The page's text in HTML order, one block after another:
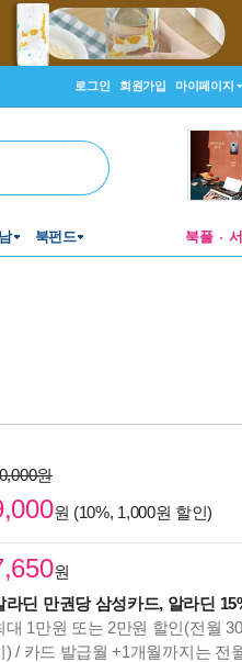
로그인 회원가입 마이페이지
북펀드 북플
원
원 (10%, 1,000원 할인)
원
라딘 만권당 삼성카드, 알라딘
대 1만원 또는 2만원 할인(전월
) / 카드 발급월 +1개월까지는 전